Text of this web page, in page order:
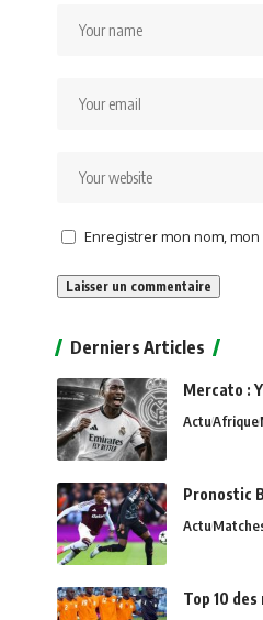
Enregistrer mon nom,
Derniers Articles
Mercato :
ActuAfrique
Pronostic
Actu
Top 10